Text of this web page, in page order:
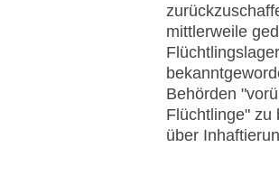
mittlerweile
Behörden
Flüchtlinge" zu
über